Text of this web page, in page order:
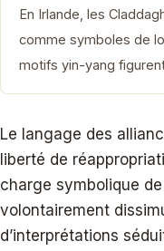
En Irlande, les
comme symboles de
motifs yin-yang
Le langage des
liberté de
charge symbolique
volontairement
d’interprétations